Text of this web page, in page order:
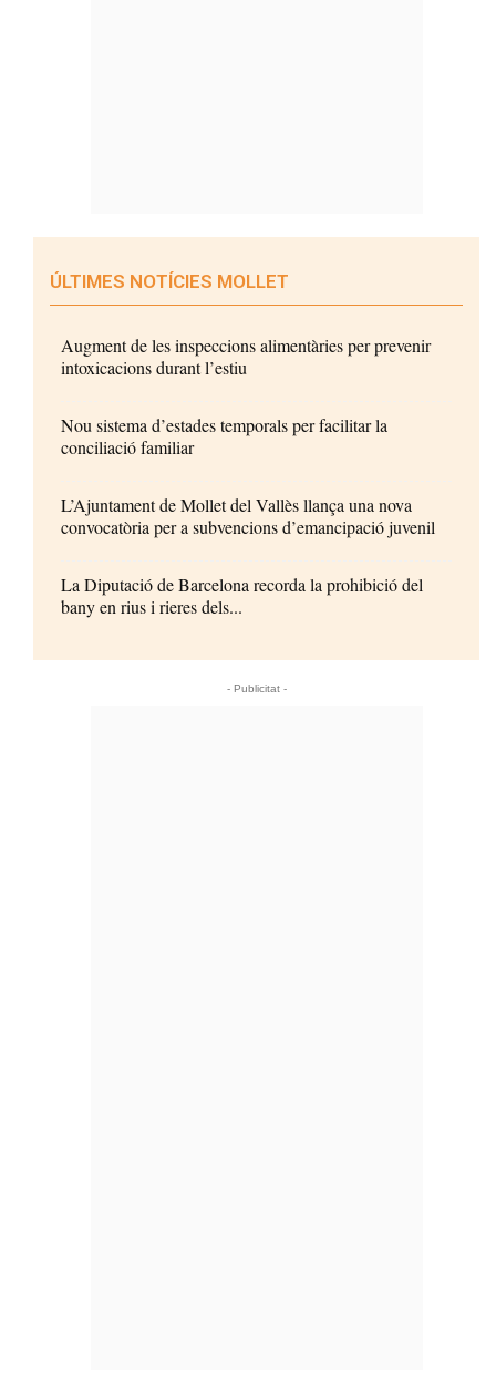
ÚLTIMES NOTÍCIES MOLLET
Augment de les inspeccions alimentàries per prevenir
intoxicacions durant l’estiu
Nou sistema d’estades temporals per facilitar la
conciliació familiar
L’Ajuntament de Mollet del Vallès llança una nova
convocatòria per a subvencions d’emancipació juvenil
La Diputació de Barcelona recorda la prohibició del
bany en rius i rieres dels...
- Publicitat -